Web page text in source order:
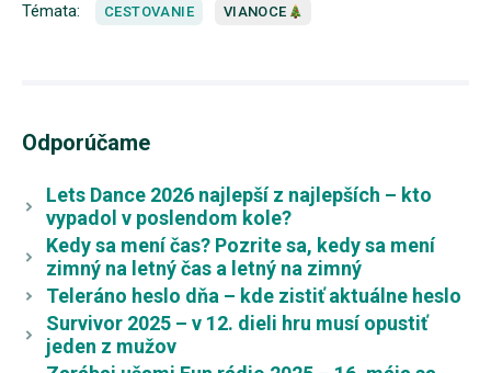
Témata: CESTOVANIE VIANOCE
Odporúčame
Lets Dance 2026 najlepší z najlepších – kto
vypadol v poslendom kole?
Kedy sa mení čas? Pozrite sa, kedy sa mení
zimný na letný čas a letný na zimný
Teleráno heslo dňa – kde zistiť aktuálne heslo
Survivor 2025 – v 12. dieli hru musí opustiť
jeden z mužov